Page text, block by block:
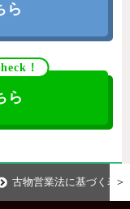
ら
！
ら
古物営業法に基づく表示
＞